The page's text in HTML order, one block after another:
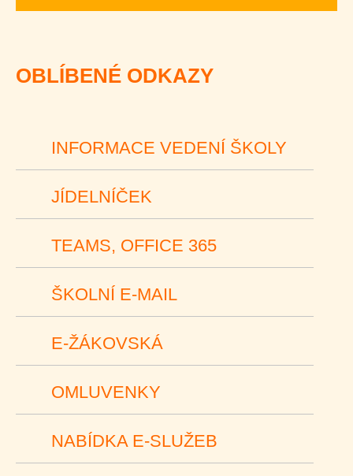
OBLÍBENÉ ODKAZY
INFORMACE VEDENÍ ŠKOLY
JÍDELNÍČEK
TEAMS, OFFICE 365
ŠKOLNÍ E-MAIL
E-ŽÁKOVSKÁ
OMLUVENKY
NABÍDKA E-SLUŽEB